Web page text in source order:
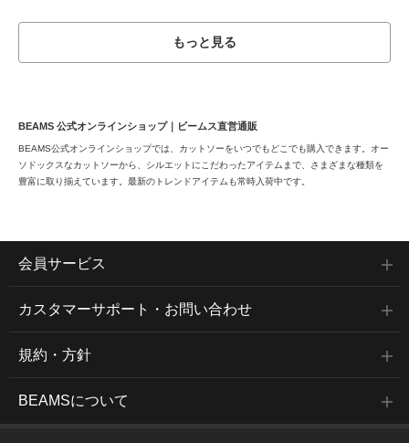
もっと見る
BEAMS 公式オンラインショップ｜ビームス直営通販
BEAMS公式オンラインショップでは、カットソーをいつでもどこでも購入できます。オー
ソドックスなカットソーから、シルエットにこだわったアイテムまで、さまざまな種類を
豊富に取り揃えています。最新のトレンドアイテムも常時入荷中です。
会員サービス
カスタマーサポート・お問い合わせ
規約・方針
BEAMSについて